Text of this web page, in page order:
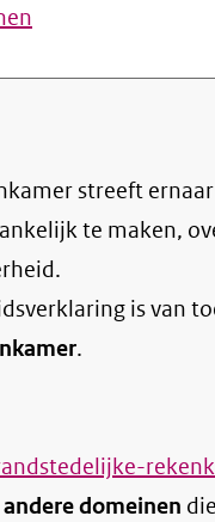
te maken,
.
is van
.
domeinen